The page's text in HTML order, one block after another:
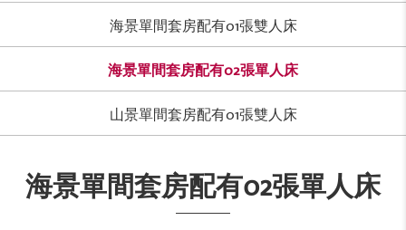
海景單間套房配有01張雙人床
海景單間套房配有02張單人床
山景單間套房配有01張雙人床
海景單間套房配有02張單人床